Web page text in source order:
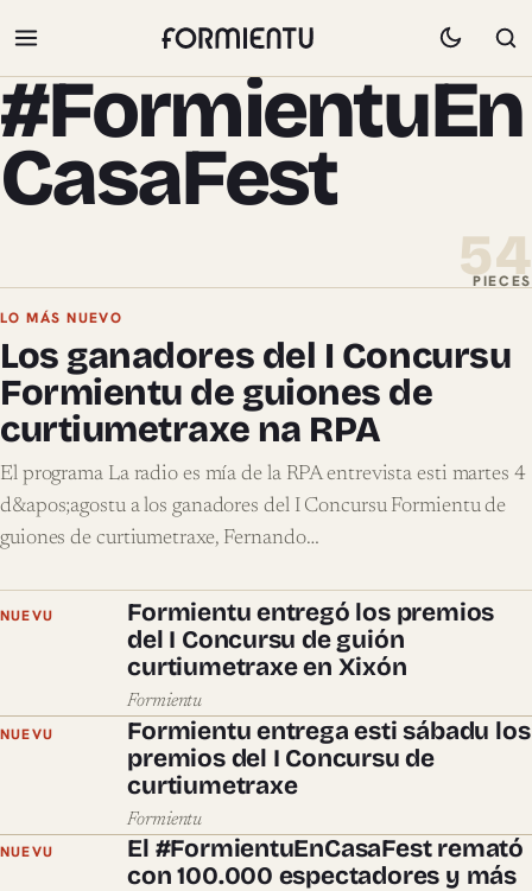
#FormientuEn
CasaFest
54
PIECES
Pieces de #FormientuEnCasaFest
LO MÁS NUEVO
Los ganadores del I Concursu
Formientu de guiones de
curtiumetraxe na RPA
El programa La radio es mía de la RPA entrevista esti martes 4
d&apos;agostu a los ganadores del I Concursu Formientu de
guiones de curtiumetraxe, Fernando…
NUEVU
Formientu entregó los premios
del I Concursu de guión
curtiumetraxe en Xixón
Formientu
NUEVU
Formientu entrega esti sábadu los
premios del I Concursu de
curtiumetraxe
Formientu
NUEVU
El #FormientuEnCasaFest remató
con 100.000 espectadores y más